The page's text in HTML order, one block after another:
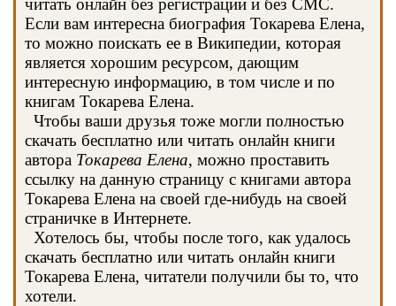
читать онлайн без регистрации и без СМС.
Если вам интересна биография Токарева Елена,
то можно поискать ее в Википедии, которая
является хорошим ресурсом, дающим
интересную информацию, в том числе и по
книгам Токарева Елена.
Чтобы ваши друзья тоже могли полностью
скачать бесплатно или читать онлайн книги
автора Токарева Елена, можно проставить
ссылку на данную страницу с книгами автора
Токарева Елена на своей где-нибудь на своей
страничке в Интернете.
Хотелось бы, чтобы после того, как удалось
скачать бесплатно или читать онлайн книги
Токарева Елена, читатели получили бы то, что
хотели.